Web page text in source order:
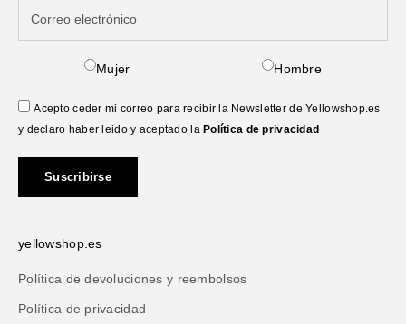
Mujer Hombre
Acepto ceder mi correo para recibir la Newsletter de Yellowshop.es
y declaro haber leido y aceptado laPolítica de privacidad
Suscribirse
yellowshop.es
Política de devoluciones y reembolsos
Política de privacidad